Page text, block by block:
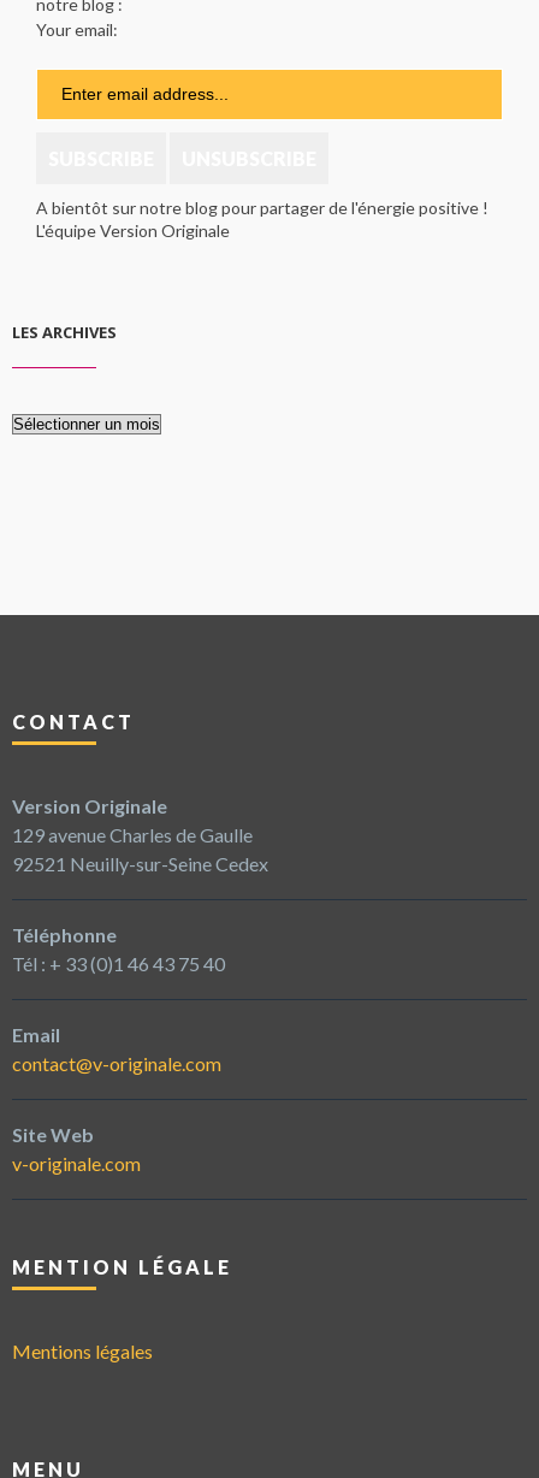
Your email:
A bientôt sur notre blog pour partager de l'énergie positive !
L'équipe Version Originale
LES ARCHIVES
Les
CONTACT
Version Originale
129 avenue Charles de Gaulle
92521 Neuilly-sur-Seine Cedex
Téléphonne
Tél : + 33 (0)1 46 43 75 40
Email
contact@v-originale.com
Site Web
v-originale.com
MENTION LÉGALE
Mentions légales
MENU